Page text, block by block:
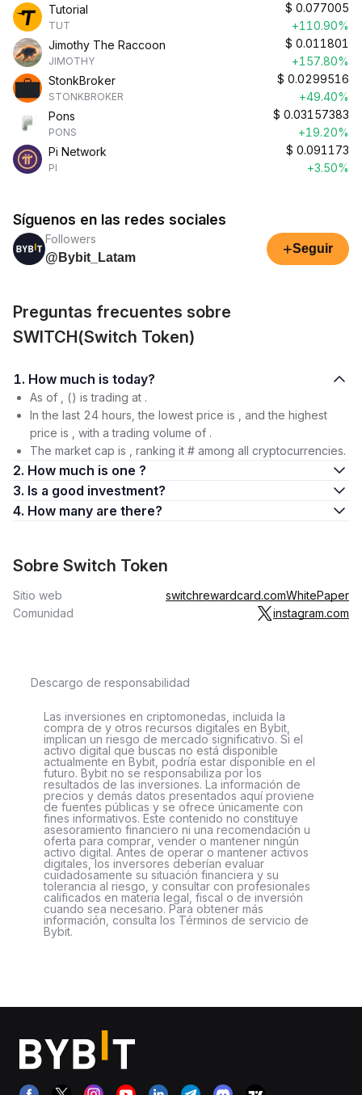
Tutorial
TUT
$ 0.077005
+110.90%
Jimothy The Raccoon
JIMOTHY
$ 0.011801
+157.80%
StonkBroker
STONKBROKER
$ 0.0299516
+49.40%
Pons
PONS
$ 0.03157383
+19.20%
Pi Network
PI
$ 0.091173
+3.50%
Síguenos en las redes sociales
Followers
@Bybit_Latam
+Seguir
Preguntas frecuentes sobre
SWITCH(Switch Token)
1. How much is today?
As of , () is trading at .
In the last 24 hours, the lowest price is , and the highest
price is , with a trading volume of .
The market cap is , ranking it # among all cryptocurrencies.
2. How much is one ?
3. Is a good investment?
4. How many are there?
Sobre Switch Token
Sitio web switchrewardcard.comWhitePaper
Comunidad
instagram.com
Descargo de responsabilidad
Las inversiones en criptomonedas, incluida la
compra de y otros recursos digitales en Bybit,
implican un riesgo de mercado significativo. Si el
activo digital que buscas no está disponible
actualmente en Bybit, podría estar disponible en el
futuro. Bybit no se responsabiliza por los
resultados de las inversiones. La información de
precios y demás datos presentados aquí proviene
de fuentes públicas y se ofrece únicamente con
fines informativos. Este contenido no constituye
asesoramiento financiero ni una recomendación u
oferta para comprar, vender o mantener ningún
activo digital. Antes de operar o mantener activos
digitales, los inversores deberían evaluar
cuidadosamente su situación financiera y su
tolerancia al riesgo, y consultar con profesionales
calificados en materia legal, fiscal o de inversión
cuando sea necesario. Para obtener más
información, consulta los Términos de servicio de
Bybit.